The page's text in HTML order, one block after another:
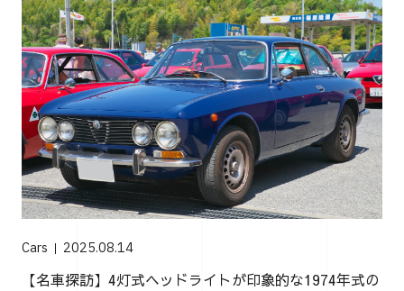
Cars 2025.08.14
【名車探訪】4灯式ヘッドライトが印象的な1974年式の